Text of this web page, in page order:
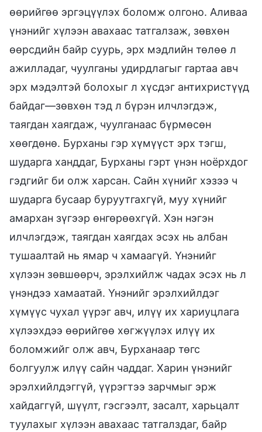
өөрийгөө эргэцүүлэх боломж олгоно. Аливаа
үнэнийг хүлээн авахаас татгалзаж, зөвхөн
өөрсдийн байр суурь, эрх мэдлийн төлөө л
ажилладаг, чуулганы удирдлагыг гартаа авч
эрх мэдэлтэй болохыг л хүсдэг антихристүүд
байдаг—зөвхөн тэд л бүрэн илчлэгдэж,
таягдан хаягдаж, чуулганаас бүрмөсөн
хөөгдөнө. Бурханы гэр хүмүүст эрх тэгш,
шударга ханддаг, Бурханы гэрт үнэн ноёрхдог
гэдгийг би олж харсан. Сайн хүнийг хэзээ ч
шударга бусаар буруутгахгүй, муу хүнийг
амархан зүгээр өнгөрөөхгүй. Хэн нэгэн
илчлэгдэж, таягдан хаягдах эсэх нь албан
тушаалтай нь ямар ч хамаагүй. Үнэнийг
хүлээн зөвшөөрч, эрэлхийлж чадах эсэх нь л
үнэндээ хамаатай. Үнэнийг эрэлхийлдэг
хүмүүс чухал үүрэг авч, илүү их хариуцлага
хүлээхдээ өөрийгөө хөгжүүлэх илүү их
боломжийг олж авч, Бурханаар төгс
болгуулж илүү сайн чаддаг. Харин үнэнийг
эрэлхийлдэггүй, үүрэгтээ зарчмыг эрж
хайдаггүй, шүүлт, гэсгээлт, засалт, харьцалт
туулахыг хүлээн авахаас татгалздаг, байр